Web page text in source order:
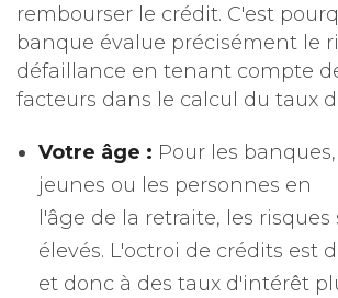
rembourser le crédit. C'est
banque évalue précisément le
défaillance en tenant compte
facteurs dans le calcul du taux
Votre âge : Pour les
jeunes ou les personnes en
l'âge de la retraite, les
élevés. L'octroi de crédits est
et donc à des taux d'intérêt